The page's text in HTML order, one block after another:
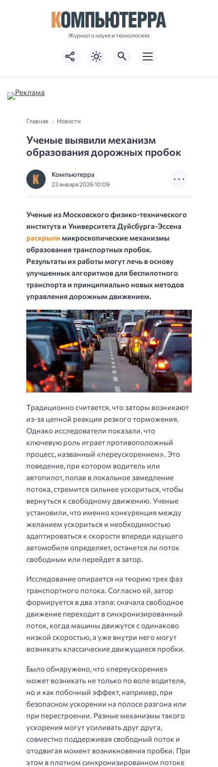
Журнал о науке и технологиях
Главная Новости
Ученые выявили механизм
образования дорожных пробок
Компьютерра
23 января 2026 10:09
Ученые из Московского физико-технического
института и Университета Дуйсбурга-Эссена
раскрыли микроскопические механизмы
образования транспортных пробок.
Результаты их работы могут лечь в основу
улучшенных алгоритмов для беспилотного
транспорта и принципиально новых методов
управления дорожным движением.
Традиционно считается, что заторы возникают
из-за цепной реакции резкого торможения.
Однако исследователи показали, что
ключевую роль играет противоположный
процесс, названный «переускорением». Это
поведение, при котором водитель или
автопилот, попав в локальное замедление
потока, стремится сильнее ускориться, чтобы
вернуться к свободному движению. Ученые
установили, что именно конкуренция между
желанием ускориться и необходимостью
адаптироваться к скорости впереди идущего
автомобиля определяет, останется ли поток
свободным или перейдет в затор.
Исследование опирается на теорию трех фаз
транспортного потока. Согласно ей, затор
формируется в два этапа: сначала свободное
движение переходит в синхронизированный
поток, когда машины движутся с одинаково
низкой скоростью, а уже внутри него могут
возникать классические движущиеся пробки.
Было обнаружено, что «переускорение»
может возникать не только по воле водителя,
но и как побочный эффект, например, при
безопасном ускорении на полосе разгона или
при перестроении. Разные механизмы такого
ускорения могут усиливать друг друга,
совместно поддерживая свободный поток и
отодвигая момент возникновения пробки. При
этом в плотном синхронизированном потоке